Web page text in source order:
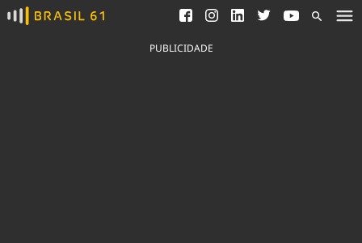
Ver todas as notícias
Saneamento
Indicadores
PUBLICIDADE